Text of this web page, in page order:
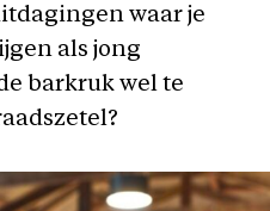
waar je
als jong
barkruk wel te